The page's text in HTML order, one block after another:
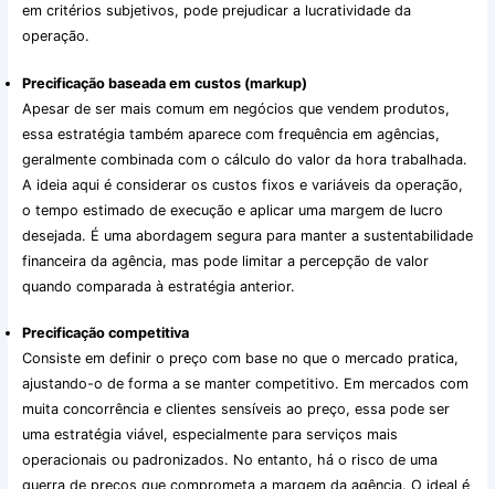
em critérios subjetivos, pode prejudicar a lucratividade da
operação.
Precificação baseada em custos (markup)
Apesar de ser mais comum em negócios que vendem produtos,
essa estratégia também aparece com frequência em agências,
geralmente combinada com o cálculo do valor da hora trabalhada.
A ideia aqui é considerar os custos fixos e variáveis da operação,
o tempo estimado de execução e aplicar uma margem de lucro
desejada. É uma abordagem segura para manter a sustentabilidade
financeira da agência, mas pode limitar a percepção de valor
quando comparada à estratégia anterior.
Precificação competitiva
Consiste em definir o preço com base no que o mercado pratica,
ajustando-o de forma a se manter competitivo. Em mercados com
muita concorrência e clientes sensíveis ao preço, essa pode ser
uma estratégia viável, especialmente para serviços mais
operacionais ou padronizados. No entanto, há o risco de uma
guerra de preços que comprometa a margem da agência. O ideal é